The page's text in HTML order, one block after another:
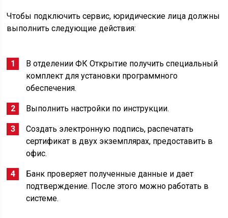
Чтобы подключить сервис, юридические лица должны
выполнить следующие действия:
В отделении ФК Открытие получить специальный
комплект для установки программного
обеспечения.
Выполнить настройки по инструкции.
Создать электронную подпись, распечатать
сертификат в двух экземплярах, предоставить в
офис.
Банк проверяет полученные данные и дает
подтверждение. После этого можно работать в
системе.